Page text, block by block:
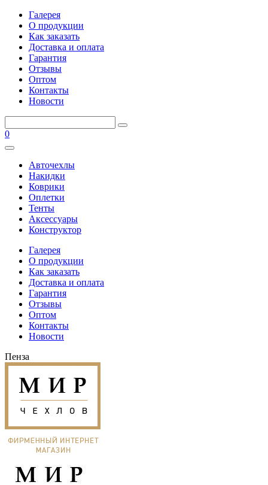
Галерея
О продукции
Как заказать
Доставка и оплата
Гарантия
Отзывы
Оптом
Контакты
Новости
0
Авточехлы
Накидки
Коврики
Оплетки
Тенты
Аксессуары
Конструктор
Галерея
О продукции
Как заказать
Доставка и оплата
Гарантия
Отзывы
Оптом
Контакты
Новости
Пенза